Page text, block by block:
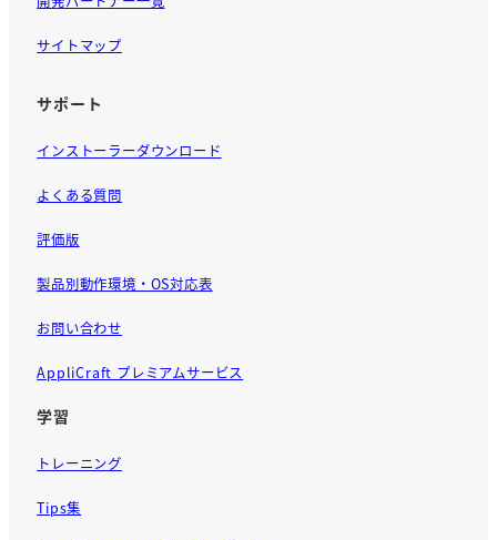
サイトマップ
サポート
インストーラーダウンロード
よくある質問
評価版
製品別動作環境・OS対応表
お問い合わせ
AppliCraft プレミアムサービス
学習
トレーニング
Tips集